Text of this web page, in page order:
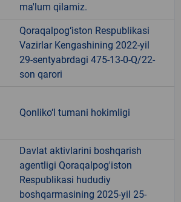
ma'lum qilamiz.
Qoraqalpog‘iston Respublikasi
Vazirlar Kengashining 2022-yil
29-sentyabrdagi 475-13-0-Q/22-
son qarori
Qonliko‘l tumani hokimligi
Davlat aktivlarini boshqarish
agentligi Qoraqalpog'iston
Respublikasi hududiy
boshqarmasining 2025-yil 25-